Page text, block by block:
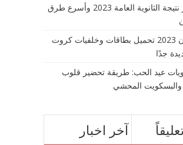
موعد ظهور نتيجة الثانوية العامة 2023 وأسرع طرق
صور رمضان 2023 تحميل بطاقات وخلفيات كروت
جدًا
عيد الحب: طريقة تحضير قلوب
والبسكويت المحشي
آخر اخبار